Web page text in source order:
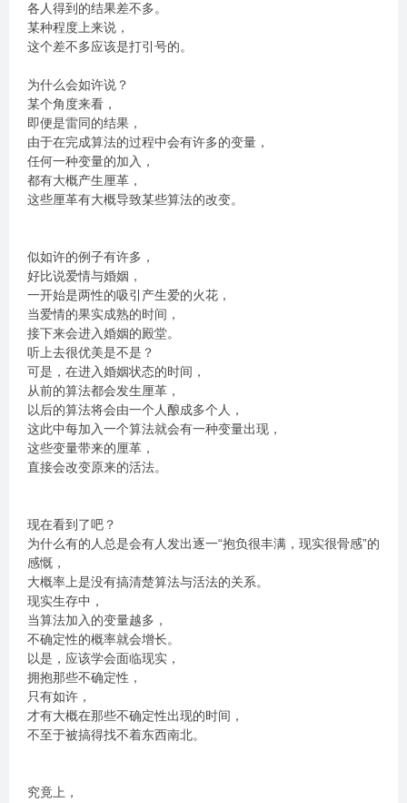
各人得到的结果差不多。
某种程度上来说，
这个差不多应该是打引号的。
为什么会如许说？
某个角度来看，
即便是雷同的结果，
由于在完成算法的过程中会有许多的变量，
任何一种变量的加入，
都有大概产生厘革，
这些厘革有大概导致某些算法的改变。
似如许的例子有许多，
好比说爱情与婚姻，
一开始是两性的吸引产生爱的火花，
当爱情的果实成熟的时间，
接下来会进入婚姻的殿堂。
听上去很优美是不是？
可是，在进入婚姻状态的时间，
从前的算法都会发生厘革，
以后的算法将会由一个人酿成多个人，
这此中每加入一个算法就会有一种变量出现，
这些变量带来的厘革，
直接会改变原来的活法。
现在看到了吧？
为什么有的人总是会有人发出逐一“抱负很丰满，现实很骨感”的
感慨，
大概率上是没有搞清楚算法与活法的关系。
现实生存中，
当算法加入的变量越多，
不确定性的概率就会增长。
以是，应该学会面临现实，
拥抱那些不确定性，
只有如许，
才有大概在那些不确定性出现的时间，
不至于被搞得找不着东西南北。
究竟上，